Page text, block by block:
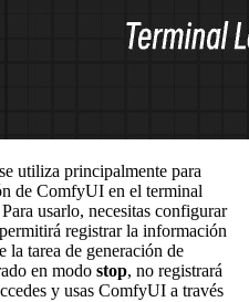
utiliza principalmente para
de ComfyUI en el terminal
usarlo, necesitas configurar
registrar la información
la tarea de generación de
en modo stop, no registrará
y usas ComfyUI a través